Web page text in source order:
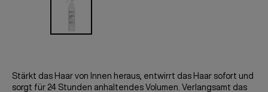
Stärkt das Haar von Innen heraus, entwirrt das Haar sofort und
sorgt für 24 Stunden anhaltendes Volumen. Verlangsamt das